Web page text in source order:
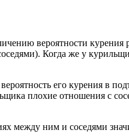
вероятности курения
Когда же у
его курения в
плохие отношения с
ним и соседями